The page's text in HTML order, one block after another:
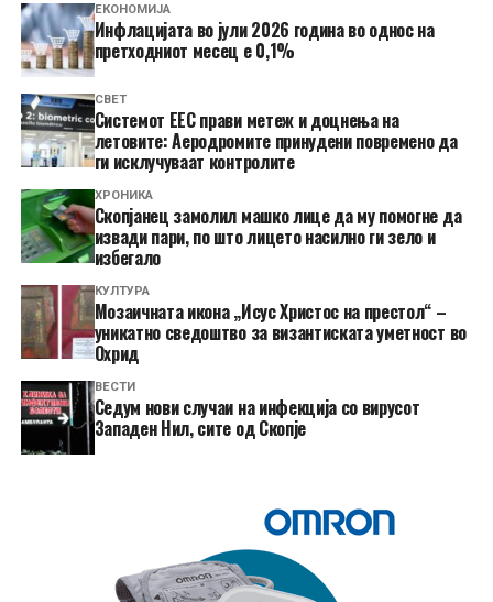
ЕКОНОМИЈА
Инфлацијата во јули 2026 година во однос на
претходниот месец е 0,1%
СВЕТ
Системот ЕЕС прави метеж и доцнења на
летовите: Аеродромите принудени повремено да
ги исклучуваат контролите
ХРОНИКА
Скопјанец замолил машко лице да му помогне да
извади пари, по што лицето насилно ги зело и
избегало
КУЛТУРА
Мозаичната икона „Исус Христос на престол“ –
уникатно сведоштво за византиската уметност во
Охрид
ВЕСТИ
Седум нови случаи на инфекција со вирусот
Западен Нил, сите од Скопје